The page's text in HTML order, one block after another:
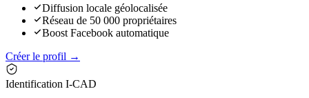
Diffusion locale géolocalisée
Réseau de 50 000 propriétaires
Boost Facebook automatique
Créer le profil →
Identification I-CAD